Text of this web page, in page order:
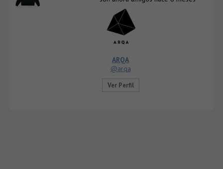
ARQA
@arqa
Ver Perfil